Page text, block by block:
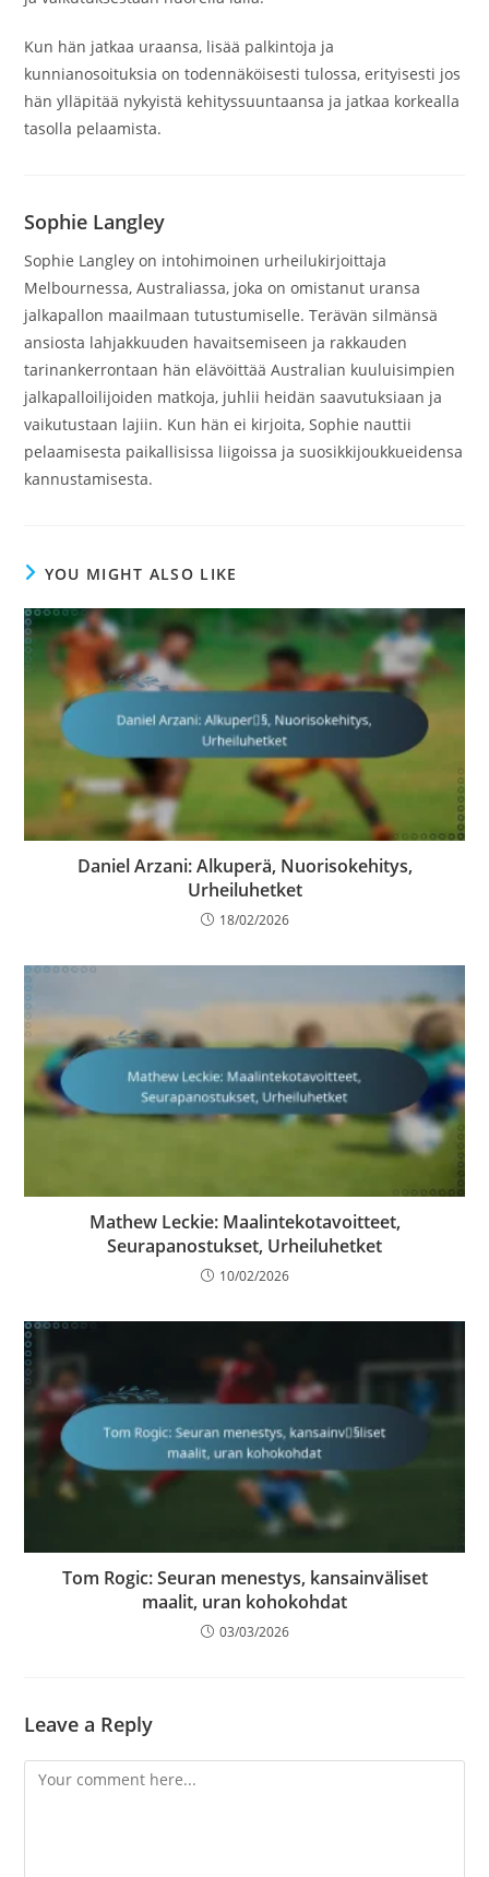
Kun hän jatkaa uraansa, lisää palkintoja ja
kunnianosoituksia on todennäköisesti tulossa, erityisesti jos
hän ylläpitää nykyistä kehityssuuntaansa ja jatkaa korkealla
tasolla pelaamista.
Sophie Langley
Sophie Langley on intohimoinen urheilukirjoittaja
Melbournessa, Australiassa, joka on omistanut uransa
jalkapallon maailmaan tutustumiselle. Terävän silmänsä
ansiosta lahjakkuuden havaitsemiseen ja rakkauden
tarinankerrontaan hän elävöittää Australian kuuluisimpien
jalkapalloilijoiden matkoja, juhlii heidän saavutuksiaan ja
vaikutustaan lajiin. Kun hän ei kirjoita, Sophie nauttii
pelaamisesta paikallisissa liigoissa ja suosikkijoukkueidensa
kannustamisesta.
YOU MIGHT ALSO LIKE
Daniel Arzani: Alkuperä, Nuorisokehitys,
Urheiluhetket
18/02/2026
Mathew Leckie: Maalintekotavoitteet,
Seurapanostukset, Urheiluhetket
10/02/2026
Tom Rogic: Seuran menestys, kansainväliset
maalit, uran kohokohdat
03/03/2026
Leave a Reply
Comment